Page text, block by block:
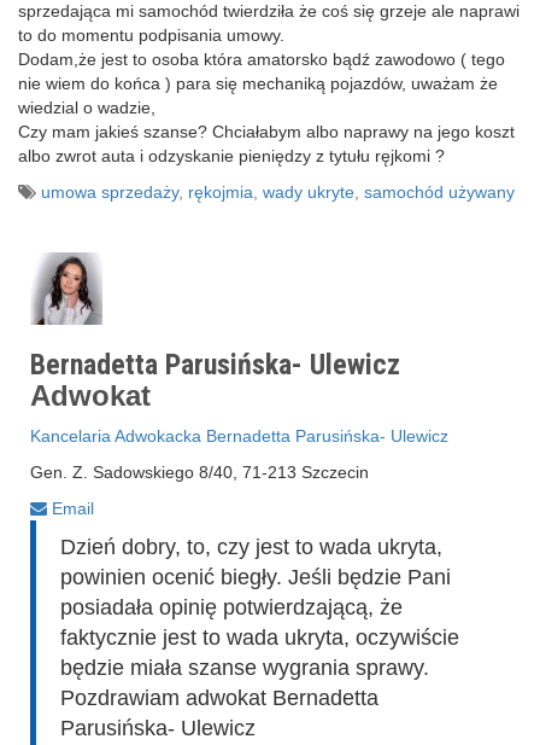
sprzedająca mi samochód twierdziła że coś się grzeje ale naprawi
to do momentu podpisania umowy.
Dodam,że jest to osoba która amatorsko bądź zawodowo ( tego
nie wiem do końca ) para się mechaniką pojazdów, uważam że
wiedzial o wadzie,
Czy mam jakieś szanse? Chciałabym albo naprawy na jego koszt
albo zwrot auta i odzyskanie pieniędzy z tytułu ręjkomi ?
umowa sprzedaży, rękojmia wady ukryte samochód używany
Bernadetta Parusińska- Ulewicz
Adwokat
Kancelaria Adwokacka Bernadetta Parusińska- Ulewicz
Gen. Z. Sadowskiego 8/40, 71-213 Szczecin
Email
Dzień dobry, to, czy jest to wada ukryta,
powinien ocenić biegły. Jeśli będzie Pani
posiadała opinię potwierdzającą, że
faktycznie jest to wada ukryta, oczywiście
będzie miała szanse wygrania sprawy.
Pozdrawiam adwokat Bernadetta
Parusińska- Ulewicz